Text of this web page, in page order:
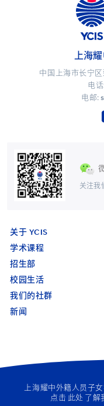
关注我
上海
中国上海市长宁区
电
电邮:
关于 YCIS
学术课程
招生部
校园生活
我们的社群
新闻
上海耀中外籍人员子
点击 此处 了解